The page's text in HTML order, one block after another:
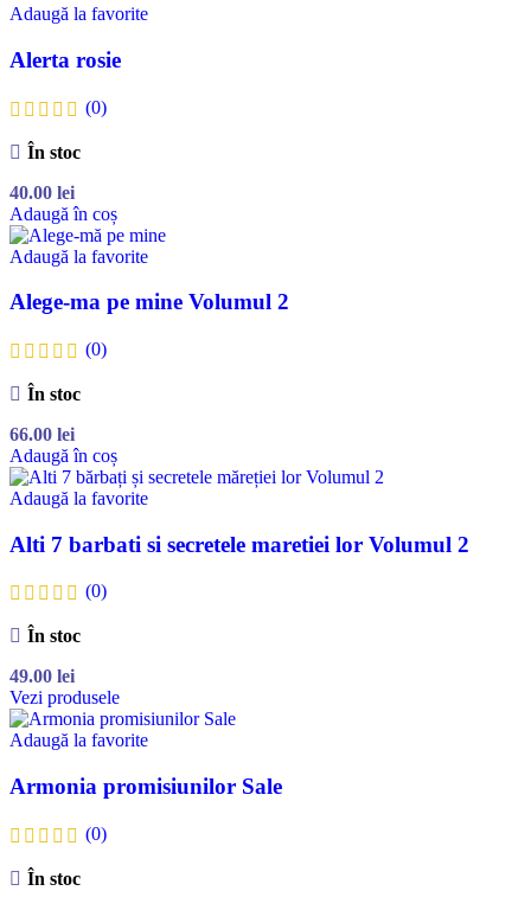
Adaugă la favorite
Alerta rosie
(0)
În stoc
40.00 lei
Adaugă în coș
Adaugă la favorite
Alege-ma pe mine Volumul 2
(0)
În stoc
66.00 lei
Adaugă în coș
Adaugă la favorite
Alti 7 barbati si secretele maretiei lor Volumul 2
(0)
În stoc
49.00 lei
Vezi produsele
Adaugă la favorite
Armonia promisiunilor Sale
(0)
În stoc